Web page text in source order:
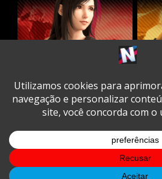
TwitterFacebook
Copyright © All rights